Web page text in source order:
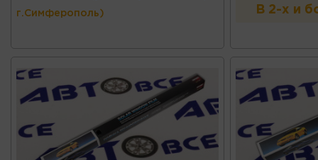
г.Симферополь) В 2-х и